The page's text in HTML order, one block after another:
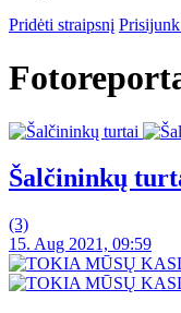
Pridėti straipsnį
Šalčininkų
(3)
15. Aug 2021, 09:59